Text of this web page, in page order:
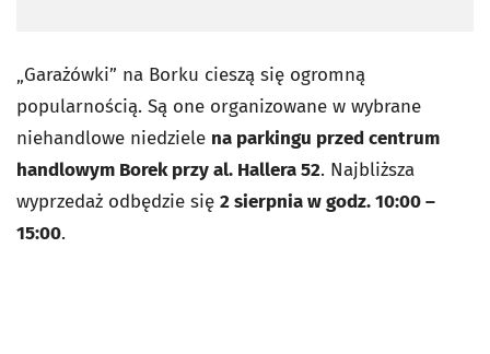
„Garażówki” na Borku cieszą się ogromną
popularnością. Są one organizowane w wybrane
niehandlowe niedziele na parkingu przed centrum
handlowym Borek przy al. Hallera 52. Najbliższa
wyprzedaż odbędzie się 2 sierpnia w godz. 10:00 –
15:00.